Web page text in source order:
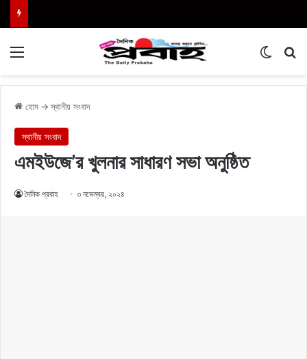
হোম → স্থানীয় সংবাদ
স্থানীয় সংবাদ
এমইউজে’র খুলনার সাধারণ সভা অনুষ্ঠিত
দৈনিক প্রবাহ ৩ নভেম্বর, ২০২৪